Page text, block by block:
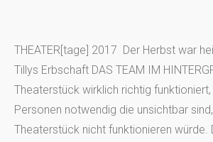
THEATER[tage] 2017 Der Herbst war
Tillys Erbschaft DAS TEAM IM
Theaterstück wirklich richtig funktioniert,
Personen notwendig die unsichtbar
Theaterstück nicht funktionieren würde.